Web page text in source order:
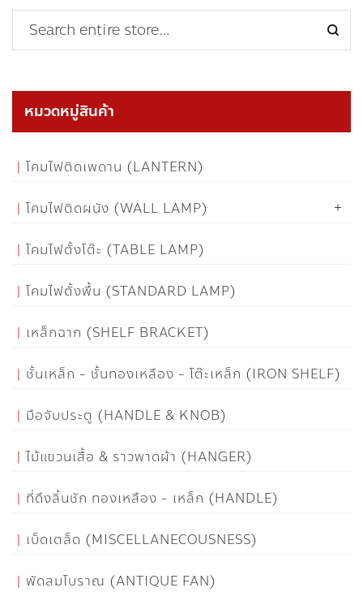
หมวดหมู่สินค้า
โคมไฟติดเพดาน (LANTERN)
โคมไฟติดผนัง (WALL LAMP)
โคมไฟตั้งโต๊ะ (TABLE LAMP)
โคมไฟตั้งพื้น (STANDARD LAMP)
เหล็กฉาก (SHELF BRACKET)
ชั้นเหล็ก - ชั้นทองเหลือง - โต๊ะเหล็ก (IRON SHELF)
มือจับประตู (HANDLE & KNOB)
ไม้แขวนเสื้อ & ราวพาดผ้า (HANGER)
ที่ดึงลิ้นชัก ทองเหลือง - เหล็ก (HANDLE)
เบ็ดเตล็ด (MISCELLANECOUSNESS)
พัดลมโบราณ (ANTIQUE FAN)